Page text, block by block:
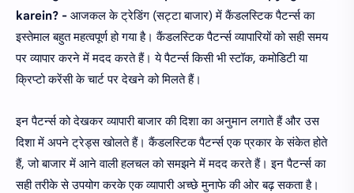
karein? - आजकल के ट्रेडिंग (सट्टा बाजार) में कैंडलस्टिक पैटर्न्स का
इस्तेमाल बहुत महत्वपूर्ण हो गया है। कैंडलस्टिक पैटर्न्स व्यापारियों को सही समय
पर व्यापार करने में मदद करते हैं। ये पैटर्न्स किसी भी स्टॉक, कमोडिटी या
क्रिप्टो करेंसी के चार्ट पर देखने को मिलते हैं।
इन पैटर्न्स को देखकर व्यापारी बाजार की दिशा का अनुमान लगाते हैं और उस
दिशा में अपने ट्रेड्स खोलते हैं। कैंडलस्टिक पैटर्न्स एक प्रकार के संकेत होते
हैं, जो बाजार में आने वाली हलचल को समझने में मदद करते हैं। इन पैटर्न्स का
सही तरीके से उपयोग करके एक व्यापारी अच्छे मुनाफे की ओर बढ़ सकता है।